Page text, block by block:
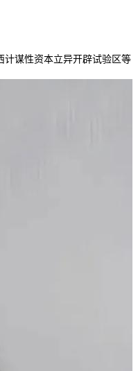
谋性资本立异开辟试验区等